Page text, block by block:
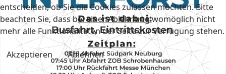
entscheiden, ob Sie die Cookies zulassen möchten. Bitte
beachten Sie, dass bei einer Ablehnung womöglich nicht
mehr alle Funktionalitäten der Seite zur Verfügung stehen.
Akzeptieren Ablehnen